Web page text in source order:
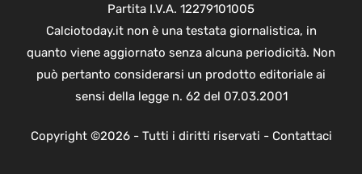
Partita I.V.A. 12279101005
Calciotoday.it non è una testata giornalistica, in
quanto viene aggiornato senza alcuna periodicità. Non
può pertanto considerarsi un prodotto editoriale ai
sensi della legge n. 62 del 07.03.2001
Copyright ©2026 - Tutti i diritti riservati - Contattaci